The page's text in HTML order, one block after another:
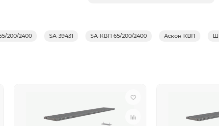
изготовлена из меди, Ø15 мм, толщина стенки 1мм;
200/2400 SA-39431 SA-КВП 65/200/2400 Аскон КВП